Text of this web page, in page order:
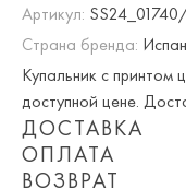
Артикул:
Страна бренда:
Купальник с принтом
доступной цене.
ДОСТАВКА
Опция частичная
ОПЛАТА
ВОЗВРАТ